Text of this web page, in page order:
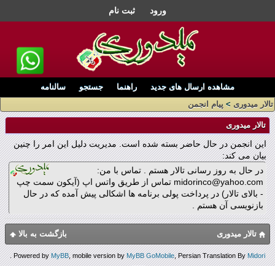
ورود ثبت نام
مشاهده ارسال های جدید راهنما جستجو
سالنامه
تالار میدوری > پیام انجمن
تالار میدوری
این انجمن در حال حاضر بسته شده است. مدیریت دلیل این امر را چنین
بیان می کند:
در حال به روز رسانی تالار هستم . تماس با من:
midorinco@yahoo.com تماس از طریق واتس اپ (آیکون سمت چپ
- بالای تالار) در پرداخت پولی برنامه ها اشکالی پیش آمده که در حال
بازنویسی آن هستم .
بازگشت به بالا تالار میدوری
Powered byMyBB, mobile version byMyBB GoMobile, Persian Translation ByMidori
.